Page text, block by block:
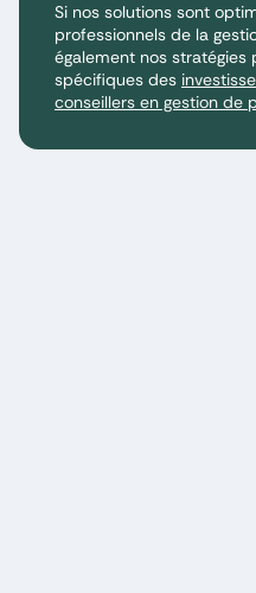
Si nos solutions sont
professionnels de la
également nos stratégies
spécifiques des
conseillers en gestion de